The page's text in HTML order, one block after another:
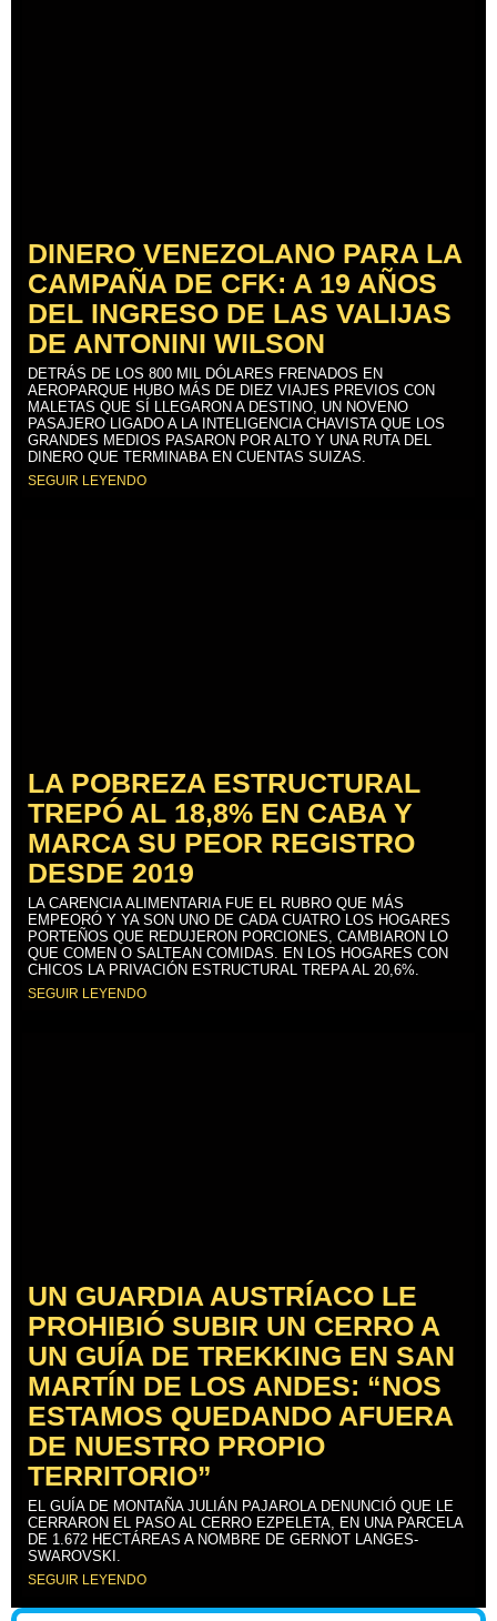
DINERO VENEZOLANO PARA LA
CAMPAÑA DE CFK: A 19 AÑOS
DEL INGRESO DE LAS VALIJAS
DE ANTONINI WILSON
DETRÁS DE LOS 800 MIL DÓLARES FRENADOS EN
AEROPARQUE HUBO MÁS DE DIEZ VIAJES PREVIOS CON
MALETAS QUE SÍ LLEGARON A DESTINO, UN NOVENO
PASAJERO LIGADO A LA INTELIGENCIA CHAVISTA QUE LOS
GRANDES MEDIOS PASARON POR ALTO Y UNA RUTA DEL
DINERO QUE TERMINABA EN CUENTAS SUIZAS.
SEGUIR LEYENDO
LA POBREZA ESTRUCTURAL
TREPÓ AL 18,8% EN CABA Y
MARCA SU PEOR REGISTRO
DESDE 2019
LA CARENCIA ALIMENTARIA FUE EL RUBRO QUE MÁS
EMPEORÓ Y YA SON UNO DE CADA CUATRO LOS HOGARES
PORTEÑOS QUE REDUJERON PORCIONES, CAMBIARON LO
QUE COMEN O SALTEAN COMIDAS. EN LOS HOGARES CON
CHICOS LA PRIVACIÓN ESTRUCTURAL TREPA AL 20,6%.
SEGUIR LEYENDO
UN GUARDIA AUSTRÍACO LE
PROHIBIÓ SUBIR UN CERRO A
UN GUÍA DE TREKKING EN SAN
MARTÍN DE LOS ANDES: “NOS
ESTAMOS QUEDANDO AFUERA
DE NUESTRO PROPIO
TERRITORIO”
EL GUÍA DE MONTAÑA JULIÁN PAJAROLA DENUNCIÓ QUE LE
CERRARON EL PASO AL CERRO EZPELETA, EN UNA PARCELA
DE 1.672 HECTÁREAS A NOMBRE DE GERNOT LANGES-
SWAROVSKI.
SEGUIR LEYENDO